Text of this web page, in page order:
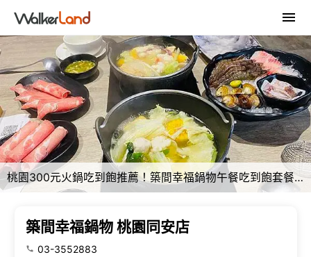
桃園300元火鍋吃到飽推薦！築間幸福鍋物午餐吃到飽套餐CP值超高。
築間幸福鍋物 桃園同安店
03-3552883